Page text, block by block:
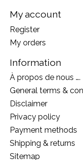
My account
Register
My orders
Information
À propos de nous ….
General terms &
Disclaimer
Privacy policy
Payment methods
Shipping & returns
Sitemap